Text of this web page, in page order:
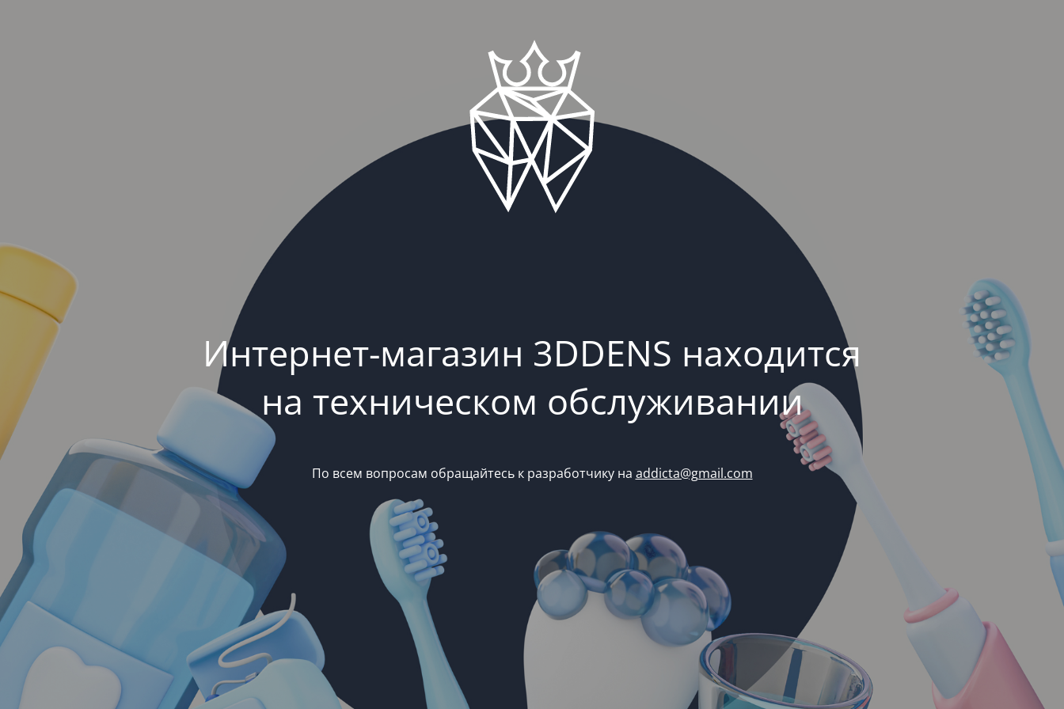
Интернет-магазин 3DDENS находится
на техническом обслуживании
По всем вопросам обращайтесь к разработчику на addicta@gmail.com